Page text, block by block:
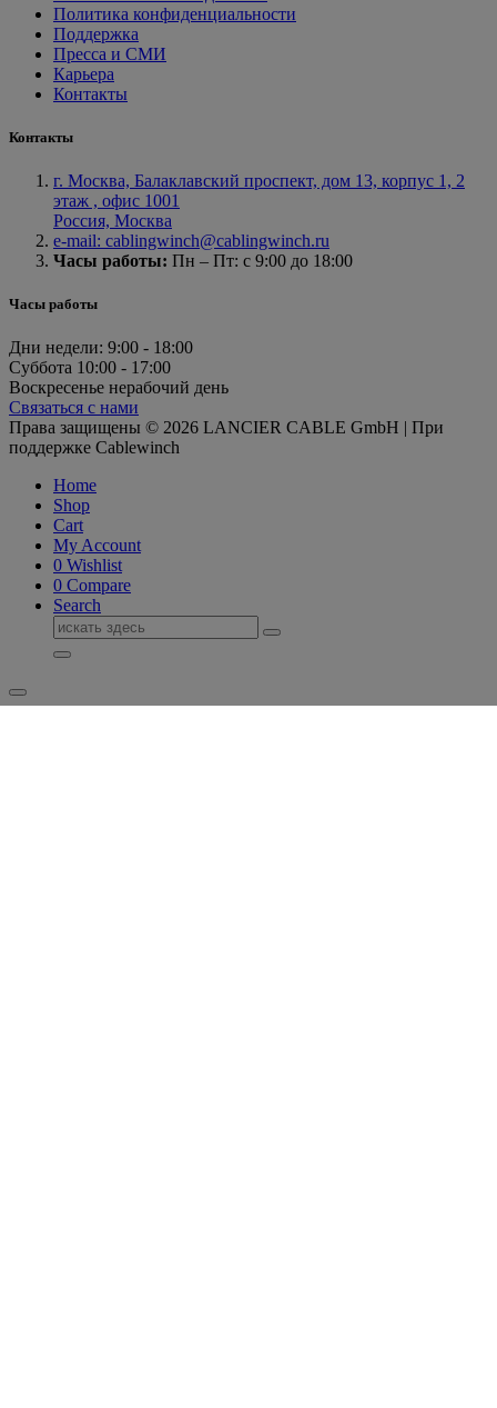
Политика конфиденциальности
Поддержка
Пресса и СМИ
Карьера
Контакты
Контакты
г. Москва, Балаклавский проспект, дом 13, корпус 1, 2
этаж , офис 1001
Россия, Москва
e-mail: cablingwinch@cablingwinch.ru
Часы работы: Пн – Пт: с 9:00 до 18:00
Часы работы
Дни недели: 9:00 - 18:00
Суббота 10:00 - 17:00
Воскресенье нерабочий день
Связаться с нами
Права защищены © 2026 LANCIER CABLE GmbH | При
поддержке Cablewinch
Home
Shop
Cart
My Account
0 Wishlist
0 Compare
Search
Поиск
для: